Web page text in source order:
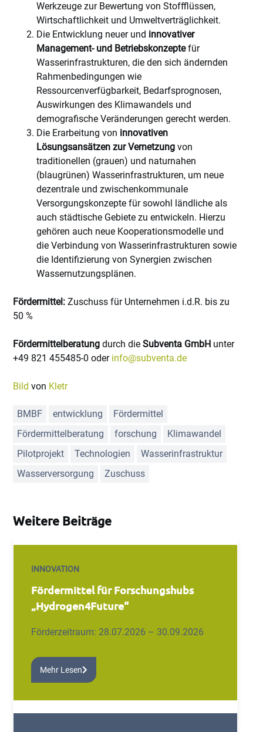
Werkzeuge zur Bewertung von Stoffflüssen,
Wirtschaftlichkeit und Umweltverträglichkeit.
Die Entwicklung neuer und innovativer
Management- und Betriebskonzeptefür
Wasserinfrastrukturen, die den sich ändernden
Rahmenbedingungen wie
Ressourcenverfügbarkeit, Bedarfsprognosen,
Auswirkungen des Klimawandels und
demografische Veränderungen gerecht werden.
Die Erarbeitung von innovativen
Lösungsansätzen zur Vernetzung von
traditionellen (grauen) und naturnahen
(blaugrünen) Wasserinfrastrukturen, um neue
dezentrale und zwischenkommunale
Versorgungskonzepte für sowohl ländliche als
auch städtische Gebiete zu entwickeln. Hierzu
gehören auch neue Kooperationsmodelle und
die Verbindung von Wasserinfrastrukturen sowie
die Identifizierung von Synergien zwischen
Wassernutzungsplänen.
Fördermittel: Zuschuss für Unternehmen i.d.R. bis zu
50 %
Fördermittelberatungdurch dieSubventa GmbH unter
+49 821 455485-0 oder info@subventa.de
Bild von Kletr
BMBF entwicklung
Fördermittel
Fördermittelberatung
forschung
Klimawandel
Pilotprojekt
Technologien
Wasserinfrastruktur
Wasserversorgung
Zuschuss
Weitere Beiträge
INNOVATION
Fördermittel für Forschungshubs
„Hydrogen4Future“
Förderzeitraum: 28.07.2026 – 30.09.2026
Mehr Lesen